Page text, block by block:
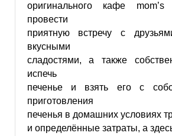
оригинального кафе
провести
приятную встречу с
вкусными
сладостями, а также
испечь
печенье и взять его с
приготовления
печенья в домашних условиях
и определённые затраты, а